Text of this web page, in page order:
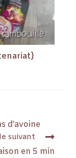
d’avoine
suivant
en 5 min